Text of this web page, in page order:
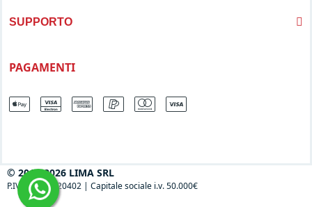
SUPPORTO
PAGAMENTI
© 2013-2026 LIMA SRL
P.IVA 04697120402 | Capitale sociale i.v. 50.000€